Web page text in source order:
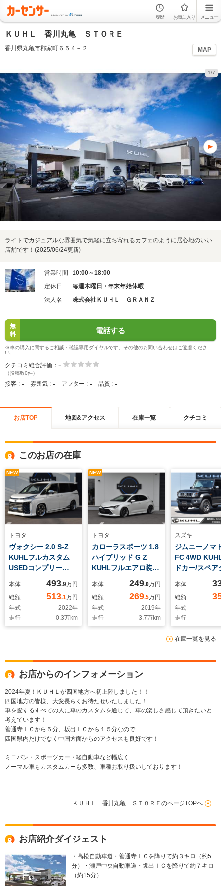
履歴 お気に入り メニュー
ＫＵＨＬ 香川丸亀 ＳＴＯＲＥ
香川県丸亀市郡家町６５４－２ MAP
1/7
ライトでカジュアルな雰囲気で気軽に立ち寄れるカフェのように居心地のいい
店舗です！(2025/06/24更新)
営業時間
10:00～18:00
定休日
毎週木曜日・年末年始休暇
法人名
株式会社ＫＵＨＬ ＧＲＡＮＺ
無
料
電話する
※車の購入に関するご相談・確認専用ダイヤルです。その他のお問い合わせはご遠慮くださ
い。
クチコミ総合評価： -
（投稿数0件）
接客 : - 雰囲気 : - アフター : - 品質 : -
お店TOP 地図&アクセス 在庫一覧 クチコミ
このお店の在庫
NEW
トヨタ
ヴォクシー 2.0 S-Z
KUHLフルカスタム
USEDコンプリー
済み/VERZDDR01シ
リーズ20インチAW/車
検対応KUHL4本出し
マフラーTOYOTA純
正10.5インチディスプ
ップディスプレイ
本体 493.9万円
総額
513.1万円
年式
2022年
走行
0.3万km
NEW
トヨタ
カローラスポーツ 1.8
ハイブリッド G Z
KUHLフルエアロ装
VERZKCV04・19イン
チアルミホイール オ
ートエアコン バック
カメラ ETC 純正デ
ィスプレイオーディ
キング
本体 249.0万円
総額
269.5万円
年式
2019年
走行
3.7万km
スズキ
ジムニーノマ
FC 4WD
ドカー/スペア
ル/
スプレイオー
オ/
型ドライブレ
ー/ビルドイン
ロアマット/禁
本体
総額
年式
走行
在庫一覧を見る
お店からのインフォメーション
2024年夏！ＫＵＨＬが四国地方へ初上陸しました！！
四国地方の皆様、大変長らくお待たせいたしました！
車を愛するすべての人に車のカスタムを通じて、車の楽しさ感じて頂きたいと
考えています！
善通寺ＩＣから５分、坂出ＩＣから１５分なので
四国県内だけでなく中国方面からのアクセスも良好です！
ミニバン・スポーツカー・軽自動車など幅広く
ノーマル車もカスタムカーも多数、車種お取り扱いしております！
ＫＵＨＬ 香川丸亀 ＳＴＯＲＥのページTOPへ
お店紹介ダイジェスト
・高松自動車道・善通寺ＩＣを降りて約３キロ（約5
分）・瀬戸中央自動車道・坂出ＩＣを降りて約７キロ
（約15分）